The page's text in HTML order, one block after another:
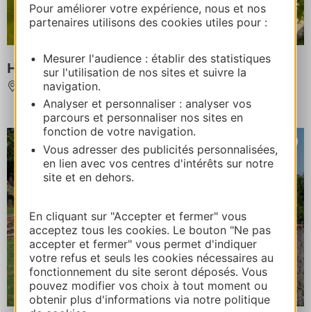
Pour améliorer votre expérience, nous et nos
partenaires utilisons des cookies utiles pour :
Mesurer l'audience : établir des statistiques
sur l'utilisation de nos sites et suivre la
navigation.
Analyser et personnaliser : analyser vos
parcours et personnaliser nos sites en
fonction de votre navigation.
Vous adresser des publicités personnalisées,
en lien avec vos centres d'intérêts sur notre
site et en dehors.
En cliquant sur "Accepter et fermer" vous
acceptez tous les cookies. Le bouton "Ne pas
accepter et fermer" vous permet d'indiquer
votre refus et seuls les cookies nécessaires au
fonctionnement du site seront déposés. Vous
pouvez modifier vos choix à tout moment ou
obtenir plus d'informations via notre politique
HESPÉRIDES
SAINT-LEGER-DE-PEYRE